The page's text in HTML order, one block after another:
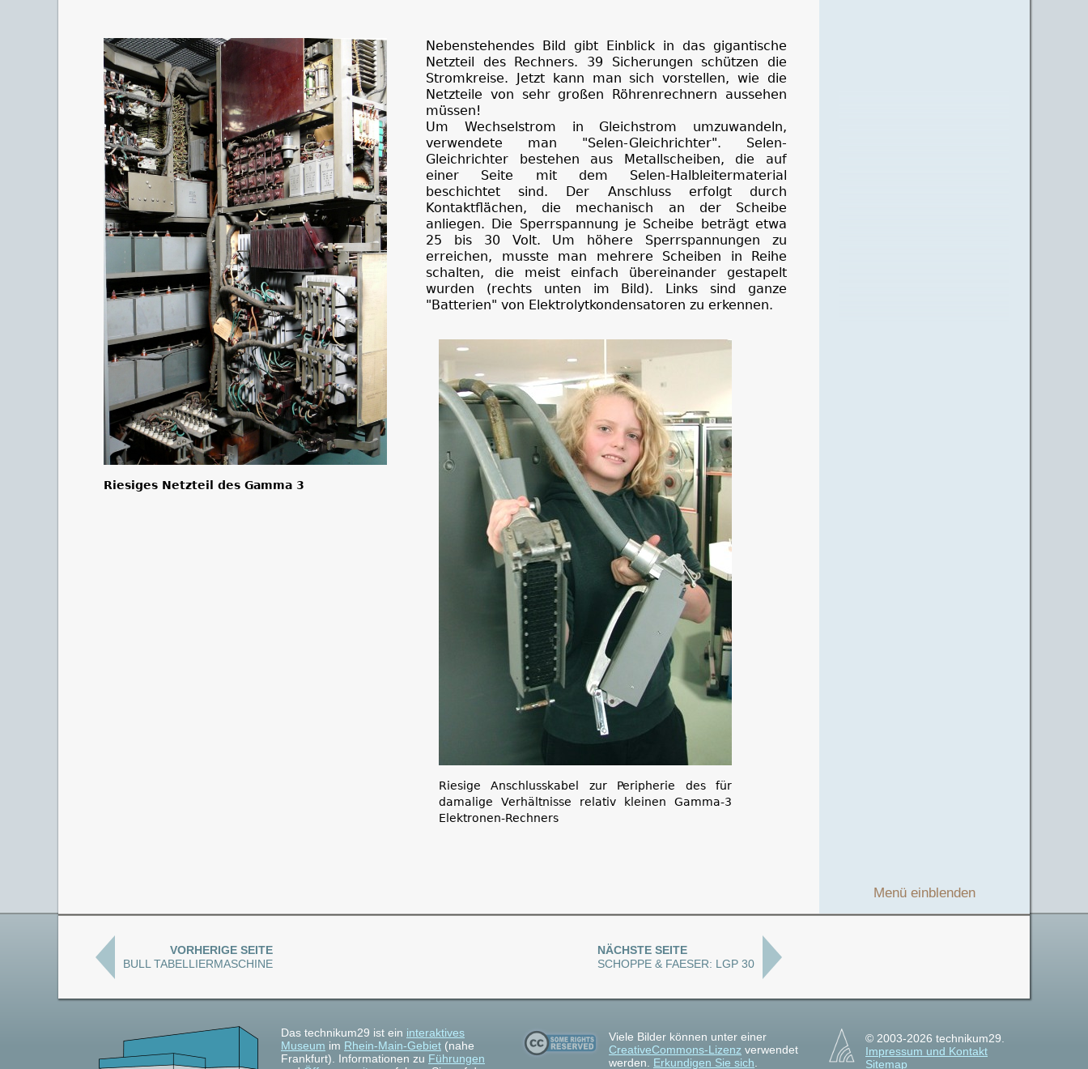
Riesiges Netzteil des Gamma 3
Nebenstehendes Bild gibt Einblick in das gigantische
Netzteil des Rechners. 39 Sicherungen schützen die
Stromkreise. Jetzt kann man sich vorstellen, wie die
Netzteile von sehr großen Röhrenrechnern aussehen
müssen!
Um Wechselstrom in Gleichstrom umzuwandeln,
verwendete man "Selen-Gleichrichter". Selen-
Gleichrichter bestehen aus Metallscheiben, die auf
einer Seite mit dem Selen-Halbleitermaterial
beschichtet sind. Der Anschluss erfolgt durch
Kontaktflächen, die mechanisch an der Scheibe
anliegen. Die Sperrspannung je Scheibe beträgt etwa
25 bis 30 Volt. Um höhere Sperrspannungen zu
erreichen, musste man mehrere Scheiben in Reihe
schalten, die meist einfach übereinander gestapelt
wurden (rechts unten im Bild). Links sind ganze
"Batterien" von Elektrolytkondensatoren zu erkennen.
Riesige Anschlusskabel zur Peripherie des für
damalige Verhältnisse relativ kleinen Gamma-3
Elektronen-Rechners
Menü einblenden
VORHERIGE SEITE
BULL TABELLIERMASCHINE
NÄCHSTE SEITE
SCHOPPE & FAESER: LGP 30
Das technikum29 ist ein interaktives
Museum im Rhein-Main-Gebiet (nahe
Frankfurt). Informationen zu Führungen
Viele Bilder können unter einer
CreativeCommons-Lizenz verwendet
werden. Erkundigen Sie sich
© 2003-2026 technikum29.
Impressum und Kontakt
Sitemap